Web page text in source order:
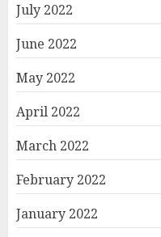
July 2022
June 2022
May 2022
April 2022
March 2022
February 2022
January 2022